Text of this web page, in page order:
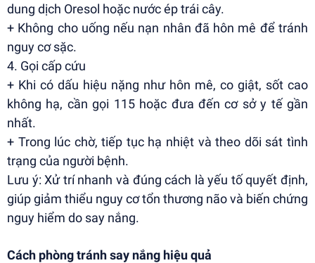
dung dịch Oresol hoặc nước ép trái cây.
+ Không cho uống nếu nạn nhân đã hôn mê để tránh
nguy cơ sặc.
4. Gọi cấp cứu
+ Khi có dấu hiệu nặng như hôn mê, co giật, sốt cao
không hạ, cần gọi 115 hoặc đưa đến cơ sở y tế gần
nhất.
+ Trong lúc chờ, tiếp tục hạ nhiệt và theo dõi sát tình
trạng của người bệnh.
Lưu ý: Xử trí nhanh và đúng cách là yếu tố quyết định,
giúp giảm thiểu nguy cơ tổn thương não và biến chứng
nguy hiểm do say nắng.
Cách phòng tránh say nắng hiệu quả